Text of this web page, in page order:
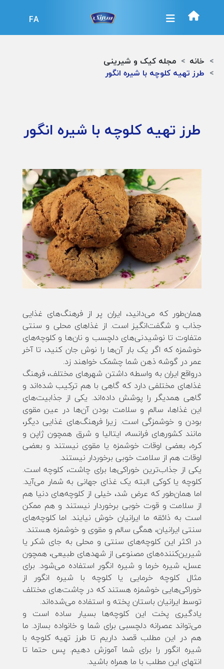
FA
خانه
مجله کیک و شیرینی
طرز تهیه کلوچه با شیره انگور
طرز تهیه کلوچه با شیره انگور
همان‌طور که می‌دانید، ایران پر از فرهنگ‌های غذایی
جذاب و شگفت‌انگیز است. از غذاهای محلی و سنتی
متفاوت تا نوشیدنی‌های دلچسب و نان‌ها و کلوچه‌های
خوشمزه که اگر یک بار آن‌ها را نوش جان کنید، تا آخر
عمر در گوشه ذهن شما چشمک خواهند زد.
درواقع ایران به واسطه داشتن شهرهای مختلف، فرهنگ
غذاهای مختلفی دارد که گاهی با هم ترکیب شده‌اند و
گاهی همدیگر را پوشش داده‌اند. یکی از جذابیت‌های
این غذاها، سالم و سلامت بودن آن‌ها در عین مقوی
بودن و خوشمزگی است. زیرا فرهنگ‌های غذایی دیگر،
مانند کشورهای فرانسه، ایتالیا و شرق همچون ژاپن و
کره، بعضی اوقات خوشمزه یا مقوی نیستند و بعضی
اوقات هم از سلامت خوبی برخوردار نیستند.
یکی از جذاب‌ترین خوراکی‌ها برای چاشت، کلوچه است.
کلوچه یا کوکی البته یک غذای جهانی به شمار می‌آید.
اما همان‌طور که عرض شد، خیلی از کلوچه‌های دنیا هم
از سلامت و قوت خوبی برخوردار نیستند و هم ممکن
است به ذائقه ما ایرانیان خوش نیایند. اما کلوچه‌های
سنتی ایرانیان، همگی سالم و مقوی و خوشمزه هستند.
در اکثر این کلوچه‌های سنتی و محلی به جای شکر یا
شیرین‌کننده‌های مصنوعی از شهدهای طبیعی، همچون
عسل، شیره خرما و شیره انگور استفاده می‌شود. برای
مثال کلوچه خرمایی یا کلوچه با شیره انگور از
خوراکی‌هایی خوشمزه هستند که در چاشت‌های مختلف
توسط ایرانیان باستان پخته و استفاده می‌شده‌اند.
یادگیری پخت این کلوچه‌ها بسیار ساده است و
می‌تواند عصرانه دلچسبی برای شما و خانواده بسازد. ما
هم در این مطلب قصد داریم تا طرز تهیه کلوچه با
شیره انگور را برای شما آموزش دهیم. پس حتما تا
انتهای این مطلب با ما همراه باشید.